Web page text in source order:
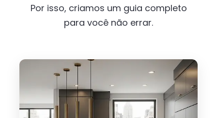
Por isso, criamos um guia completo
para você não errar.